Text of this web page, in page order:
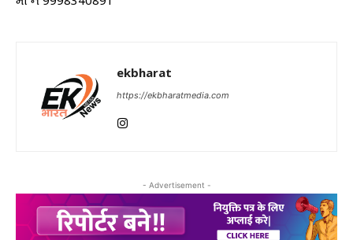
ekbharat
https://ekbharatmedia.com
- Advertisement -